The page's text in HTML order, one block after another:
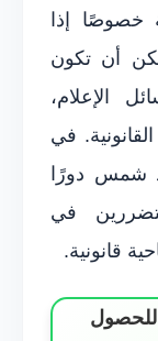
خصوصًا إذا
أن تكون
الإعلام،
في
شمس دورًا
في
قانونية.
للحصول